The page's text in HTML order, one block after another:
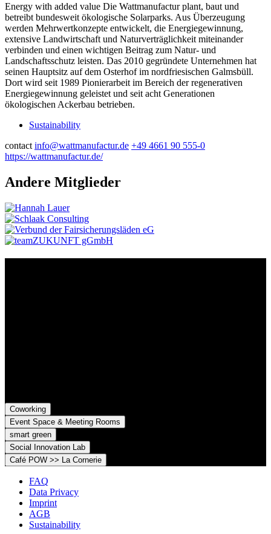
Energy with added value Die Wattmanufactur plant, baut und
betreibt bundesweit ökologische Solarparks. Aus Überzeugung
werden Mehrwertkonzepte entwickelt, die Energiegewinnung,
extensive Landwirtschaft und Naturverträglichkeit miteinander
verbinden und einen wichtigen Beitrag zum Natur- und
Landschaftsschutz leisten. Das 2010 gegründete Unternehmen hat
seinen Hauptsitz auf dem Osterhof im nordfriesischen Galmsbüll.
Dort wird seit 1989 Pionierarbeit im Bereich der regenerativen
Energiegewinnung geleistet und seit acht Generationen
ökologischen Ackerbau betrieben.
Sustainability
contact info@wattmanufactur.de +49 4661 90 555-0
https://wattmanufactur.de/
Andere Mitglieder
Coworking
Event Space & Meeting Rooms
smart green
Social Innovation Lab
Café POW >> La Cornerie
FAQ
Data Privacy
Imprint
AGB
Sustainability